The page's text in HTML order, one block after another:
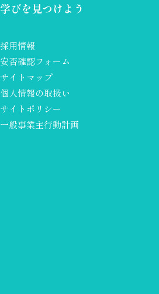
学びを見つけよう
採用情報
安否確認フォーム
サイトマップ
個人情報の取扱い
サイトポリシー
一般事業主行動計画